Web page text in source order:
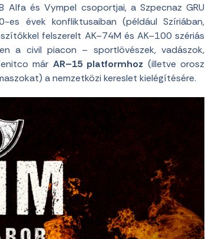
Alfa és Vympel csoportjai, a Szpecnaz GRU
évek konfliktusaiban (például Szíriában,
felszerelt AK–74M és AK–100 szériás
a civil piacon – sportlövészek, vadászok,
már AR–15 platformhoz (illetve orosz
a nemzetközi kereslet kielégítésére.